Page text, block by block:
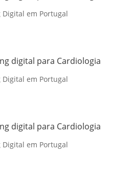
em Portugal
digital para Cardiologia
em Portugal
digital para Cardiologia
em Portugal